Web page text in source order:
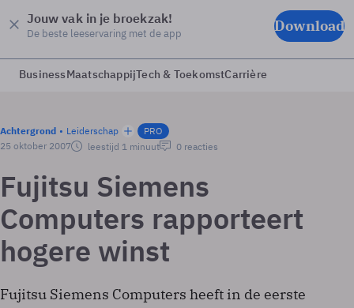
Jouw vak in je broekzak!
De beste leeservaring met de app Download
BusinessMaatschappijTech & ToekomstCarrière
Achtergrond Leiderschap
PRO
25 oktober 2007
leestijd 1 minuut 0 reacties
Fujitsu Siemens
Computers rapporteert
hogere winst
Fujitsu Siemens Computers heeft in de eerste